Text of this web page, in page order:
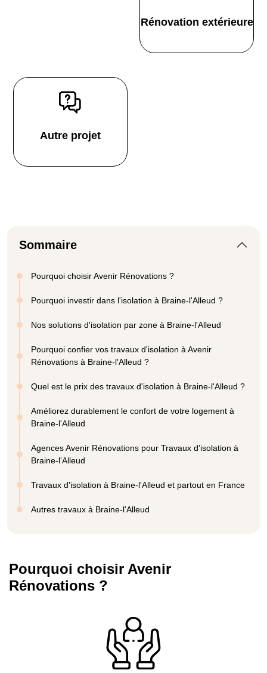
Rénovation extérieure
Autre projet
Sommaire
Pourquoi choisir Avenir Rénovations ?
Pourquoi investir dans l'isolation à Braine-l'Alleud ?
Nos solutions d'isolation par zone à Braine-l'Alleud
Pourquoi confier vos travaux d'isolation à Avenir
Rénovations à Braine-l'Alleud ?
Quel est le prix des travaux d'isolation à Braine-l'Alleud ?
Améliorez durablement le confort de votre logement à
Braine-l'Alleud
Agences Avenir Rénovations pour Travaux d'isolation à
Braine-l'Alleud
Travaux d'isolation à Braine-l'Alleud et partout en France
Autres travaux à Braine-l'Alleud
Pourquoi choisir Avenir
Rénovations ?